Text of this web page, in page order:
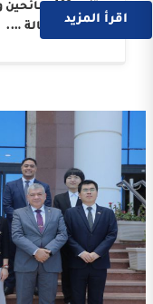
الملاحي “وكالة ….
اقرأ المزيد